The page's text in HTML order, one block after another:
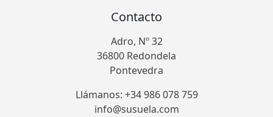
Contacto
Adro, Nº 32
36800 Redondela
Pontevedra
Llámanos: +34 986 078 759
info@susuela.com